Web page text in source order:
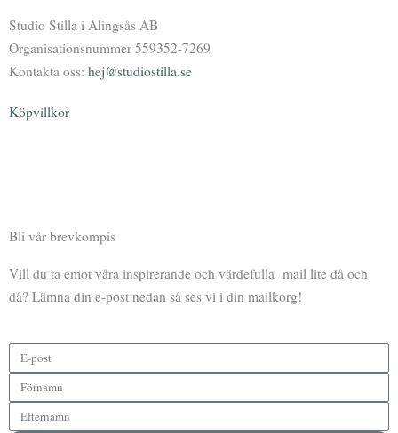
Studio Stilla i Alingsås AB
Organisationsnummer 559352-7269
Kontakta oss: hej@studiostilla.se
Köpvillkor
a
c
e
b
o
n
s
t
a
g
u
t
u
b
d
c
a
s
Bli vår brevkompis
Vill du ta emot våra inspirerande och värdefulla mail lite då och
då? Lämna din e-post nedan så ses vi i din mailkorg!